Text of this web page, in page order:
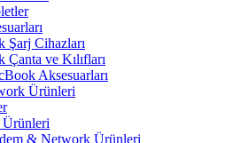
Şarj Cihazları
Çanta ve Kılıfları
Aksesuarları
Ürünleri
& Network Ürünleri